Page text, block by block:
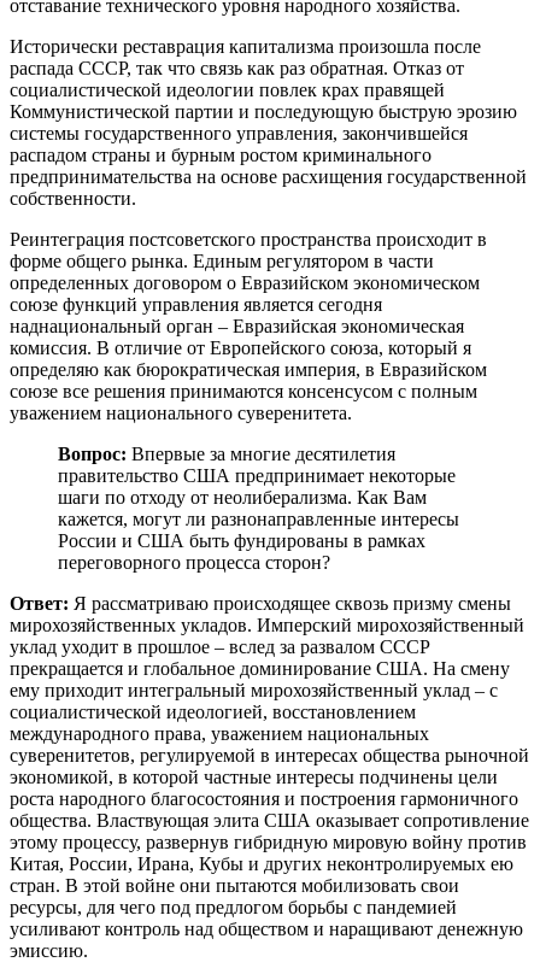
отставание технического уровня народного хозяйства.
Исторически реставрация капитализма произошла после
распада СССР, так что связь как раз обратная. Отказ от
социалистической идеологии повлек крах правящей
Коммунистической партии и последующую быструю эрозию
системы государственного управления, закончившейся
распадом страны и бурным ростом криминального
предпринимательства на основе расхищения государственной
собственности.
Реинтеграция постсоветского пространства происходит в
форме общего рынка. Единым регулятором в части
определенных договором о Евразийском экономическом
союзе функций управления является сегодня
наднациональный орган – Евразийская экономическая
комиссия. В отличие от Европейского союза, который я
определяю как бюрократическая империя, в Евразийском
союзе все решения принимаются консенсусом с полным
уважением национального суверенитета.
Вопрос: Впервые за многие десятилетия
правительство США предпринимает некоторые
шаги по отходу от неолиберализма. Как Вам
кажется, могут ли разнонаправленные интересы
России и США быть фундированы в рамках
переговорного процесса сторон?
Ответ: Я рассматриваю происходящее сквозь призму смены
мирохозяйственных укладов. Имперский мирохозяйственный
уклад уходит в прошлое – вслед за развалом СССР
прекращается и глобальное доминирование США. На смену
ему приходит интегральный мирохозяйственный уклад – с
социалистической идеологией, восстановлением
международного права, уважением национальных
суверенитетов, регулируемой в интересах общества рыночной
экономикой, в которой частные интересы подчинены цели
роста народного благосостояния и построения гармоничного
общества. Властвующая элита США оказывает сопротивление
этому процессу, развернув гибридную мировую войну против
Китая, России, Ирана, Кубы и других неконтролируемых ею
стран. В этой войне они пытаются мобилизовать свои
ресурсы, для чего под предлогом борьбы с пандемией
усиливают контроль над обществом и наращивают денежную
эмиссию.